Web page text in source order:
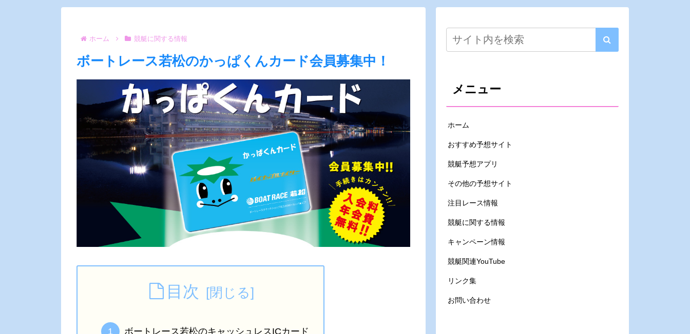
ホーム 競艇に関する情報
ボートレース若松のかっぱくんカード会員募集中！
目次
ボートレース若松のキャッシュレスICカード
メニュー
ホーム
おすすめ予想サイト
競艇予想アプリ
その他の予想サイト
注目レース情報
競艇に関する情報
キャンペーン情報
競艇関連YouTube
リンク集
お問い合わせ